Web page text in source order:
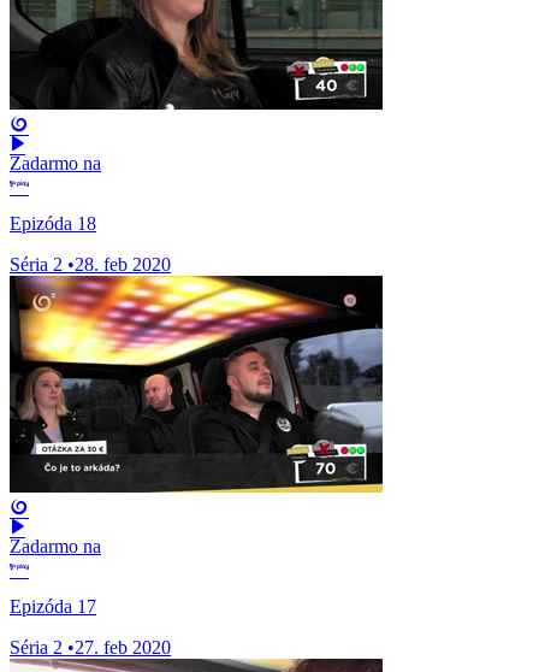
Zadarmo na
Epizóda 18
Séria 2 •28. feb 2020
Zadarmo na
Epizóda 17
Séria 2 •27. feb 2020